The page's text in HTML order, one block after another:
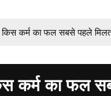
कर्म का फल सबसे पहले
कर्म का फल